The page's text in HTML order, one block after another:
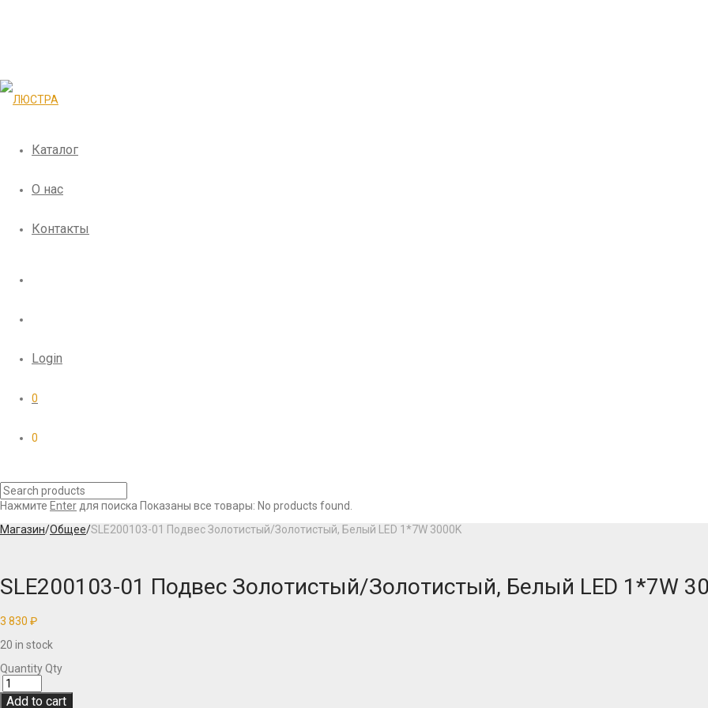
Каталог
О нас
Контакты
Login
0
0
Нажмите Enter для поиска Показаны все товары: No products found.
Магазин/Общее/SLE200103-01 Подвес Золотистый/Золотистый, Белый LED 1*7W 3000K
SLE200103-01 Подвес Золотистый/Золотистый, Белый LED 1*7W
3 830 ₽
20 in stock
QuantityQty
Add to cart